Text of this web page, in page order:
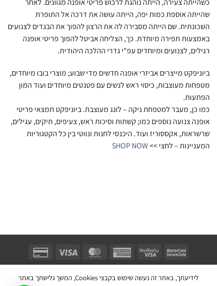
כשהייתה צעירה, הייתה נוהגת לרכוש פריטי אופנה מגוונים. לאחר
שהייתה אוספת כמות יפה, הייתה עושה את דרכה אל התופרת
השכונתית. שם הייתה מסבירה לה את הרצון להפוך את הבגדים לצנועים
באמצעות תפירה מיוחדת. כך, הצליחה אביטל להפוך פריטי אופנה
רגילים, לצנועים ומיוחדים עפ"י גדרי ההלכה היהודית.
ביוניפקט מייצרים אביזרי אופנה חדשים מדי שבוע; מוצרי בובו מיוחדים,
מטפחות מעוצבות, כיסוי ראש לנשים עם פטנטים מיוחדים ועוד המון
הפתעות.
כמו כן, מעבר למטפחת ניקה – לונג מעוצבת. ביוניפקט תמצאי פריטי
אופנה צנועה נוספים כמו; קשתות וסיכות ראש, צעיפים, תיקים, עגילים,
שרשראות, אקססוריז ועוד. היכנסי לחנות ונווטי בין כל הקטגוריות
המעניינות – לחצי >>
לידיעתך, באתר זה נעשה שימוש בקבצי Cookies, המשך גלישתך באתר